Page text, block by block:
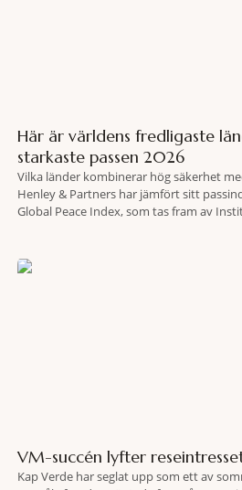
Här är världens fredligaste
starkaste passen 2026
Vilka länder kombinerar hög säkerhet
Henley & Partners har jämfört sitt
Global Peace Index, som tas fram av
VM-succén lyfter
Kap Verde har seglat upp som ett av